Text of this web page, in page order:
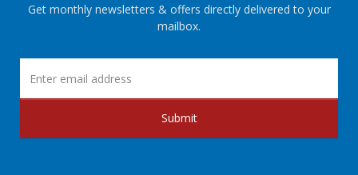
Get monthly newsletters & offers directly delivered to your
mailbox.
Submit